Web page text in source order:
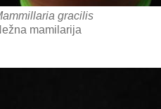
gracilis
mamilarija